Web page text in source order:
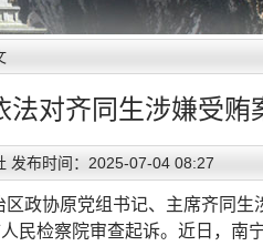
法对齐同生涉嫌受贿
发布时间：2025-07-04 08:27
政协原党组书记、主席齐同
民检察院审查起诉。近日，南